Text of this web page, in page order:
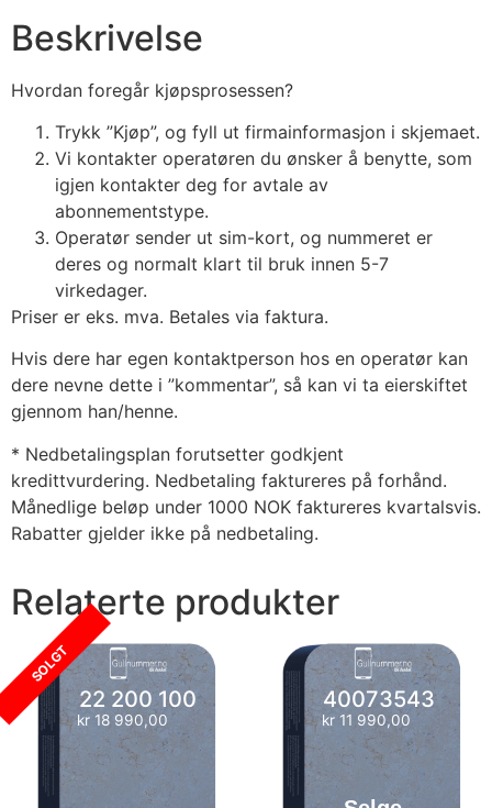
Beskrivelse
Hvordan foregår kjøpsprosessen?
Trykk ”Kjøp”, og fyll ut firmainformasjon i skjemaet.
Vi kontakter operatøren du ønsker å benytte, som
igjen kontakter deg for avtale av
abonnementstype.
Operatør sender ut sim-kort, og nummeret er
deres og normalt klart til bruk innen 5-7
virkedager.
Priser er eks. mva. Betales via faktura.
Hvis dere har egen kontaktperson hos en operatør kan
dere nevne dette i ”kommentar”, så kan vi ta eierskiftet
gjennom han/henne.
* Nedbetalingsplan forutsetter godkjent
kredittvurdering. Nedbetaling faktureres på forhånd.
Månedlige beløp under 1000 NOK faktureres kvartalsvis.
Rabatter gjelder ikke på nedbetaling.
Relaterte produkter
SOLGT
22 200 100
kr 18 990,00
40073543
kr 11 990,00